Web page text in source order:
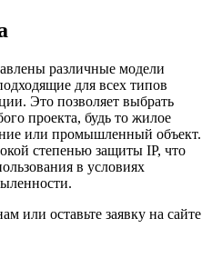
различные модели
для всех типов
Это позволяет выбрать
проекта, будь то жилое
или промышленный объект.
степенью защиты IP, что
в условиях
или оставьте заявку на сайте